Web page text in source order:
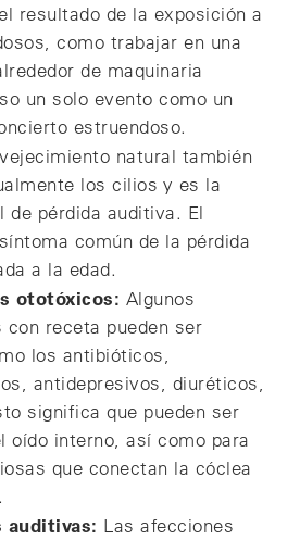
resultado de la exposición a
como trabajar en una
de maquinaria
un solo evento como un
estruendoso.
natural también
los cilios y es la
de pérdida auditiva. El
común de la pérdida
a la edad.
ototóxicos: Algunos
con receta pueden ser
los antibióticos,
antidepresivos, diuréticos,
significa que pueden ser
oído interno, así como para
que conectan la cóclea
auditivas: Las afecciones